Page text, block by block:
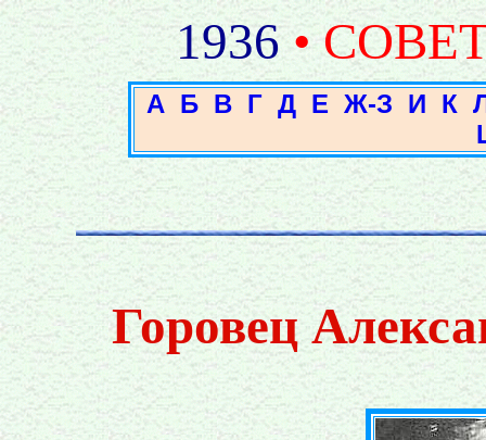
1936 •
А Б В Г Д Е Ж-З И К
Горовец